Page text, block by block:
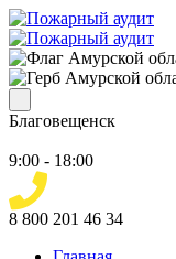
Благовещенск
9:00 - 18:00
8 800 201 46 34